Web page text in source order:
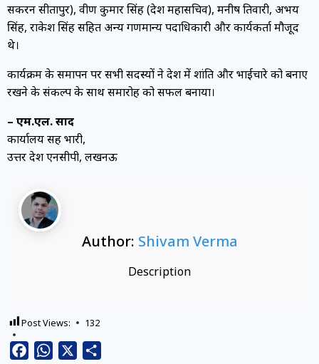
सकरन सीतापुर), प्रवीण कुमार सिंह (प्रदेश महासचिव), मनीष तिवारी, अभय
सिंह, राकेश सिंह सहित अन्य गणमान्य पदाधिकारी और कार्यकर्ता मौजूद
थे।
कार्यक्रम के समापन पर सभी सदस्यों ने प्रदेश में शांति और भाईचारे को बनाए
रखने के संकल्प के साथ समारोह को सफल बनाया।
– एम.एल. प्रसाद
कार्यालय सह प्रभारी,
उत्तर प्रदेश एनसीपी, लखनऊ
Author: Shivam Verma
Description
Post Views: 132
FacebookWhatsApp